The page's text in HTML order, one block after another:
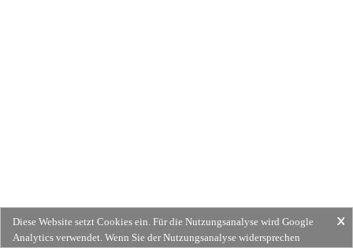
Diese Website setzt Cookies ein. Für die Nutzungsanalyse wird Google
Analytics verwendet. Wenn Sie der Nutzungsanalyse widersprechen